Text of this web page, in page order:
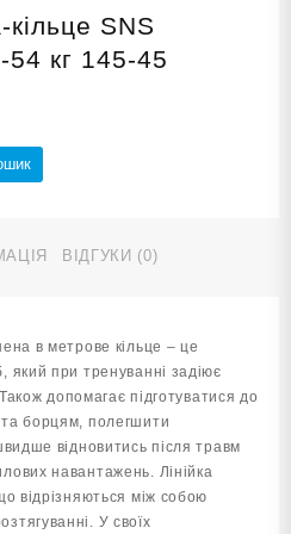
SNS
кг 145-45
ВІДГУКИ (0)
в метрове кільце – це
який при тренуванні задіює
Також допомагає підготуватися до
борцям, полегшити
відновитись після травм
навантажень. Лінійка
відрізняються між собою
У своїх